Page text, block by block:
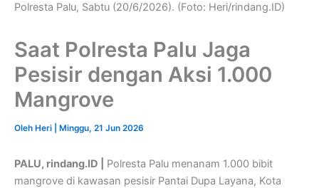
Polresta Palu, Sabtu (20/6/2026). (Foto: Heri/rindang.ID)
Saat Polresta Palu Jaga
Pesisir dengan Aksi 1.000
Mangrove
Oleh Heri Minggu, 21 Jun 2026
PALU, rindang.ID |
Polresta Palu menanam 1.000 bibit
mangrove di kawasan pesisir Pantai Dupa Layana, Kota